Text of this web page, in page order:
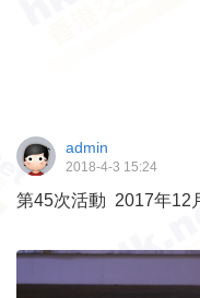
admin
2018-4-3 15:24
第45次活動 2017年12